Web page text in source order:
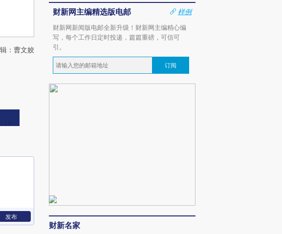
：曹文姣
发布
财新网主编精选版电邮
样例
财新网新闻版电邮全新升级！财新网主编精心编
写，每个工作日定时投递，篇篇重磅，可信可
引。
订阅
财新名家